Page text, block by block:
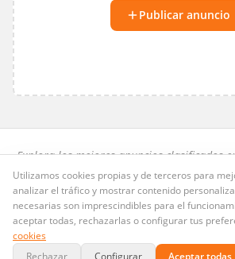
Publicar anuncio
Explora los mejores anuncios clasificados
habla hispana.
Preguntas frecuentes·Privacidad·
Publicid.ad· Dominio LLC · Copyright ©2026
Pagos seguros con
Utilizamos cookies propias y de terceros para
analizar el tráfico y mostrar contenido
necesarias son imprescindibles para el
aceptar todas, rechazarlas o configurar tus
cookies
Rechazar
Configurar Aceptar todas